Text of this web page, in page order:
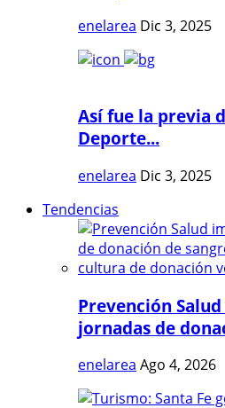
enelarea Dic 3, 2025
Así fue la previa
Deporte...
enelarea Dic 3, 2025
Tendencias
Prevención
jornadas de
enelarea Ago 4, 2026